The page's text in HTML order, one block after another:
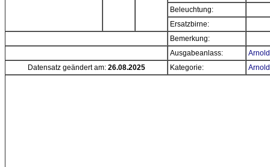
Beleuchtung:
Ersatzbirne:
Bemerkung:
Ausgabeanlass:
Datensatz geändert am: 26.08.2025 Kategorie: